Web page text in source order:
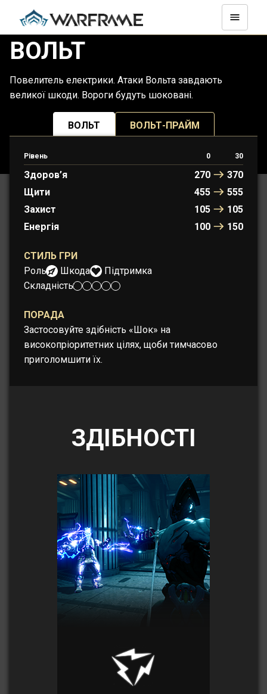
ВОЛЬТ
Повелитель електрики. Атаки Вольта завдають
великої шкоди. Вороги будуть шоковані.
ВОЛЬТ ВОЛЬТ-ПРАЙМ
Рівень 0 30
Здоров’я 270
370
Щити
455
555
Захист
105
105
Енергія
100 150
СТИЛЬ ГРИ
Роль:
Шкода
Підтримка
Складність:
ПОРАДА
Застосовуйте здібність «Шок» на
високопріоритетних цілях, щоби тимчасово
приголомшити їх.
ЗДІБНОСТІ